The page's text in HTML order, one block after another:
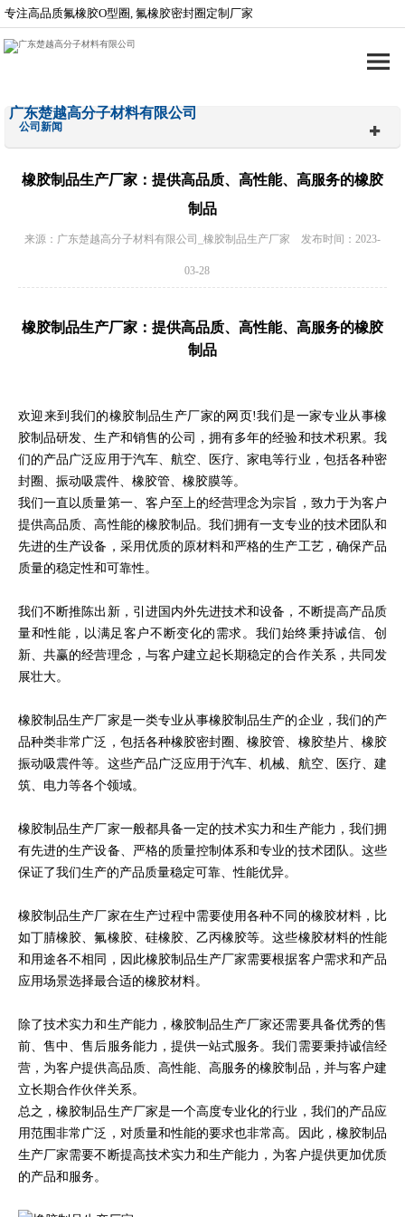
专注高品质氟橡胶O型圈, 氟橡胶密封圈定制厂家
广东楚越高分子材料有限公司
公司新闻
橡胶制品生产厂家：提供高品质、高性能、高服务的橡胶
制品
来源：广东楚越高分子材料有限公司_橡胶制品生产厂家 发布时间：2023-
03-28
橡胶制品生产厂家：提供高品质、高性能、高服务的橡胶
制品
欢迎来到我们的橡胶制品生产厂家的网页!我们是一家专业从事橡
胶制品研发、生产和销售的公司，拥有多年的经验和技术积累。我
们的产品广泛应用于汽车、航空、医疗、家电等行业，包括各种密
封圈、振动吸震件、橡胶管、橡胶膜等。
我们一直以质量第一、客户至上的经营理念为宗旨，致力于为客户
提供高品质、高性能的橡胶制品。我们拥有一支专业的技术团队和
先进的生产设备，采用优质的原材料和严格的生产工艺，确保产品
质量的稳定性和可靠性。
我们不断推陈出新，引进国内外先进技术和设备，不断提高产品质
量和性能，以满足客户不断变化的需求。我们始终秉持诚信、创
新、共赢的经营理念，与客户建立起长期稳定的合作关系，共同发
展壮大。
橡胶制品生产厂家是一类专业从事橡胶制品生产的企业，我们的产
品种类非常广泛，包括各种橡胶密封圈、橡胶管、橡胶垫片、橡胶
振动吸震件等。这些产品广泛应用于汽车、机械、航空、医疗、建
筑、电力等各个领域。
橡胶制品生产厂家一般都具备一定的技术实力和生产能力，我们拥
有先进的生产设备、严格的质量控制体系和专业的技术团队。这些
保证了我们生产的产品质量稳定可靠、性能优异。
橡胶制品生产厂家在生产过程中需要使用各种不同的橡胶材料，比
如丁腈橡胶、氟橡胶、硅橡胶、乙丙橡胶等。这些橡胶材料的性能
和用途各不相同，因此橡胶制品生产厂家需要根据客户需求和产品
应用场景选择最合适的橡胶材料。
除了技术实力和生产能力，橡胶制品生产厂家还需要具备优秀的售
前、售中、售后服务能力，提供一站式服务。我们需要秉持诚信经
营，为客户提供高品质、高性能、高服务的橡胶制品，并与客户建
立长期合作伙伴关系。
总之，橡胶制品生产厂家是一个高度专业化的行业，我们的产品应
用范围非常广泛，对质量和性能的要求也非常高。因此，橡胶制品
生产厂家需要不断提高技术实力和生产能力，为客户提供更加优质
的产品和服务。